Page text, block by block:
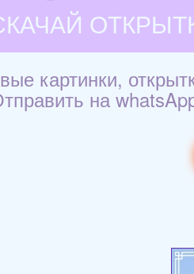
картинки,
на